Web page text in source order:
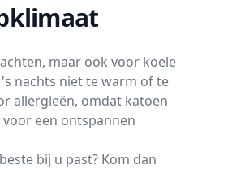
maar ook voor koele
nachts niet te warm of te
allergieën, omdat katoen
een ontspannen
bij u past? Kom dan